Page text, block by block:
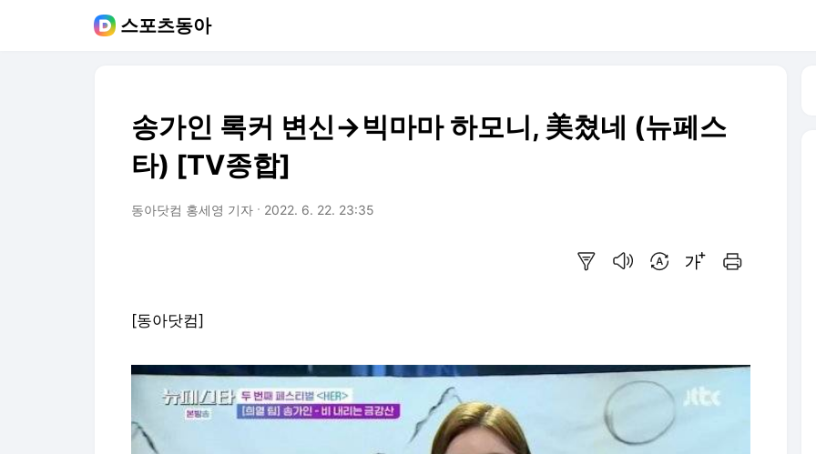
스포츠동아
송가인 록커 변신→빅마마 하모니, 美쳤네 (뉴페스
타) [TV종합]
동아닷컴 홍세영 기자 2022. 6. 22. 23:35
[동아닷컴]